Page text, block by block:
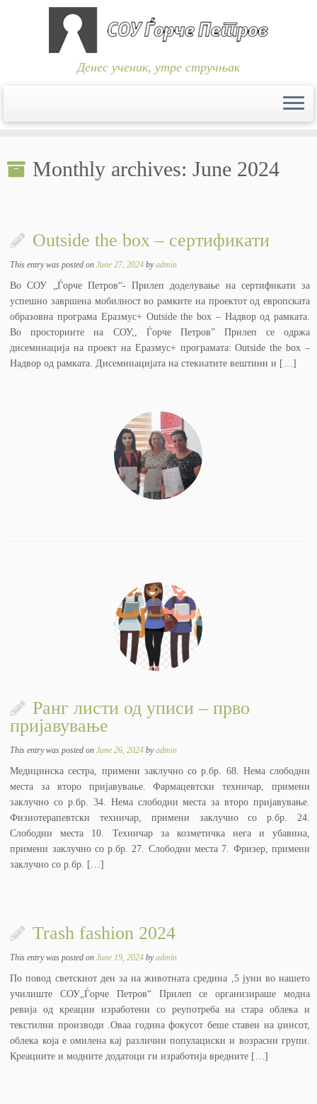
content
Денес ученик, утре стручњак
Monthly archives: June 2024
Outside the box – сертификати
This entry was posted onJune 27, 2024 byadmin
Во СОУ „Ѓорче Петров“- Прилеп доделување на сертификати за
успешно завршена мoбилност во рамките на проектот од европската
образовна програма Еразмус+ Outside the box – Надвор од рамката.
Во просториите на СОУ,, Ѓорче Петров” Прилеп се одржа
дисеминација на проект на Еразмус+ програмата: Outside the box –
Надвор oд рамката. Дисеминацијата на стекнатите вештини и […]
Ранг листи од уписи – прво
пријавување
This entry was posted onJune 26, 2024 byadmin
Медицинска сестра, примени заклучно со р.бр. 68. Нема слободни
места за второ пријавување. Фармацевтски техничар, примени
заклучно со р.бр. 34. Нема слободни места за второ пријавување.
Физиотерапевтски техничар, примени заклучно со р.бр. 24.
Слободни места 10. Техничар за козметичка нега и убавина,
примени заклучно со р.бр. 27. Слободни места 7. Фризер, примени
заклучно со р.бр. […]
Trash fashion 2024
This entry was posted onJune 19, 2024 byadmin
По повод светскиот ден за на животната средина ,5 јуни во нашето
училиште СОУ„Ѓорче Петров“ Прилеп се организираше модна
ревија од креации изработени со реупотреба на стара облека и
текстилни производи .Оваа година фокусот беше ставен на џинсот,
облека која е омилена кај различни популациски и возрасни групи.
Креациите и модните додатоци ги изработија вредните […]